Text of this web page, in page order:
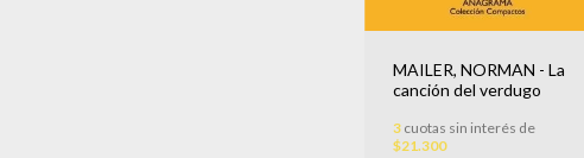
MAILER, NORMAN - La
canción del verdugo
3 cuotas sin interés de
$21.300